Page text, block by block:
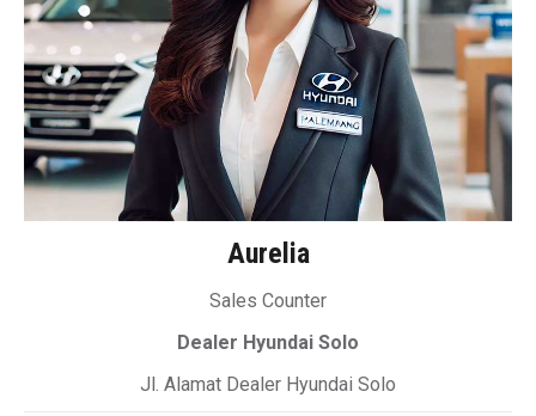
Aurelia
Sales Counter
Dealer Hyundai Solo
Jl. Alamat Dealer Hyundai Solo